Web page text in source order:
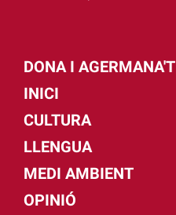
DONA I AGERMANA'T
INICI
CULTURA
LLENGUA
MEDI AMBIENT
OPINIÓ